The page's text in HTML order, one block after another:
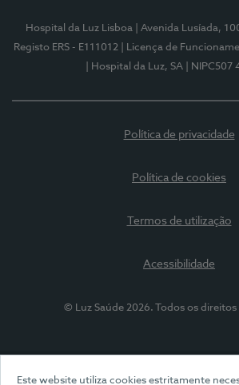
Este website utiliza cookies estritamente
Hospital da Luz Lisboa | Avenida Lusíada,
Registo ERS - E111012
| Licença de
| Hospital da Luz, SA
| NIPC507
Política de privacidade
Política de cookies
Termos de utilização
Acessibilidade
© Luz Saúde 2026. Todos os direitos